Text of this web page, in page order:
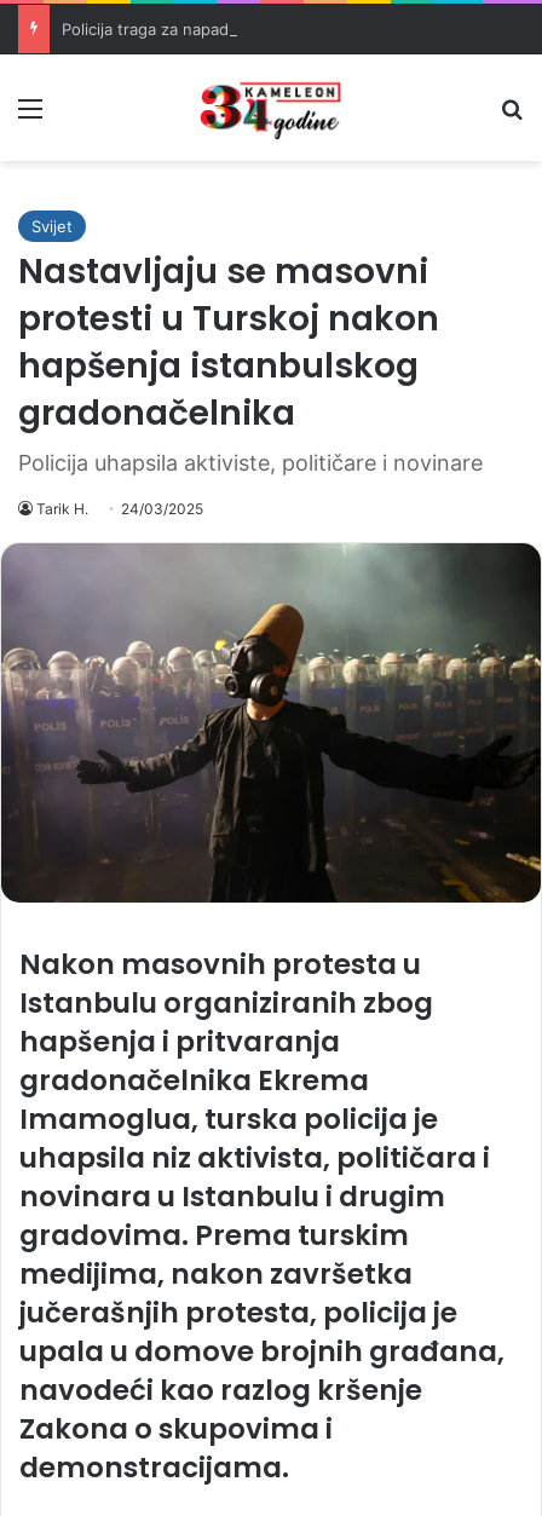
Policija traga za napadačima nakon pucnjave u Brčkom
Svijet
Nastavljaju se masovni
protesti u Turskoj nakon
hapšenja istanbulskog
gradonačelnika
Policija uhapsila aktiviste, političare i novinare
Tarik H. 24/03/2025
Nakon masovnih protesta u
Istanbulu organiziranih zbog
hapšenja i pritvaranja
gradonačelnika Ekrema
Imamoglua, turska policija je
uhapsila niz aktivista, političara i
novinara u Istanbulu i drugim
gradovima. Prema turskim
medijima, nakon završetka
jučerašnjih protesta, policija je
upala u domove brojnih građana,
navodeći kao razlog kršenje
Zakona o skupovima i
demonstracijama.